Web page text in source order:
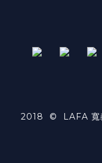
2018 © LAFA 寬